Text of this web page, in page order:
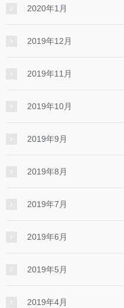
2020年1月
2019年12月
2019年11月
2019年10月
2019年9月
2019年8月
2019年7月
2019年6月
2019年5月
2019年4月